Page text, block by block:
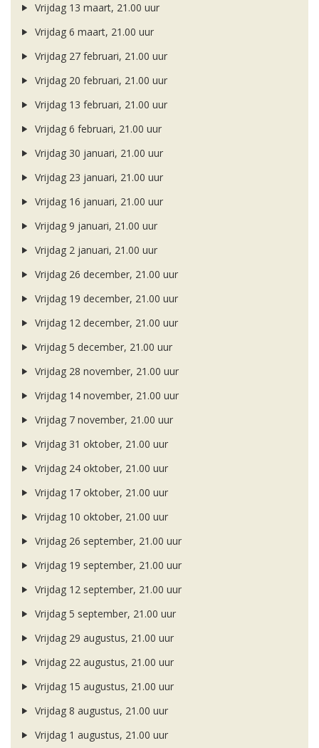
Vrijdag 13 maart, 21.00 uur
Vrijdag 6 maart, 21.00 uur
Vrijdag 27 februari, 21.00 uur
Vrijdag 20 februari, 21.00 uur
Vrijdag 13 februari, 21.00 uur
Vrijdag 6 februari, 21.00 uur
Vrijdag 30 januari, 21.00 uur
Vrijdag 23 januari, 21.00 uur
Vrijdag 16 januari, 21.00 uur
Vrijdag 9 januari, 21.00 uur
Vrijdag 2 januari, 21.00 uur
Vrijdag 26 december, 21.00 uur
Vrijdag 19 december, 21.00 uur
Vrijdag 12 december, 21.00 uur
Vrijdag 5 december, 21.00 uur
Vrijdag 28 november, 21.00 uur
Vrijdag 14 november, 21.00 uur
Vrijdag 7 november, 21.00 uur
Vrijdag 31 oktober, 21.00 uur
Vrijdag 24 oktober, 21.00 uur
Vrijdag 17 oktober, 21.00 uur
Vrijdag 10 oktober, 21.00 uur
Vrijdag 26 september, 21.00 uur
Vrijdag 19 september, 21.00 uur
Vrijdag 12 september, 21.00 uur
Vrijdag 5 september, 21.00 uur
Vrijdag 29 augustus, 21.00 uur
Vrijdag 22 augustus, 21.00 uur
Vrijdag 15 augustus, 21.00 uur
Vrijdag 8 augustus, 21.00 uur
Vrijdag 1 augustus, 21.00 uur